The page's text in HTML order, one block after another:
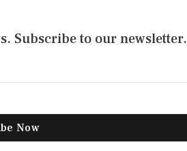
Subscribe to our newsletter.
Now